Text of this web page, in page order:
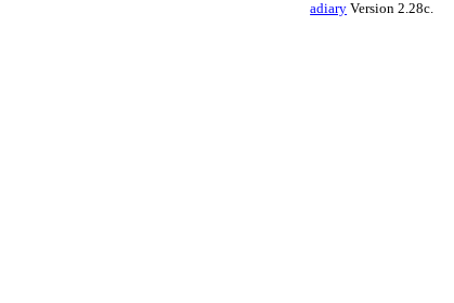
adiary Version 2.28c.